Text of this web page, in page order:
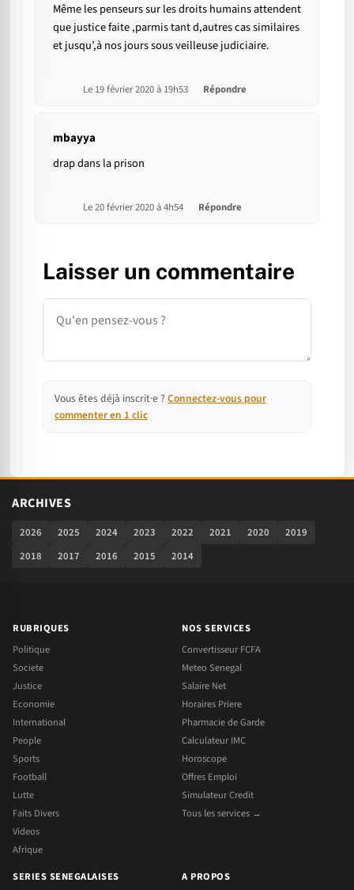
Même les penseurs sur les droits humains attendent
que justice faite ,parmis tant d,autres cas similaires
et jusqu’,à nos jours sous veilleuse judiciaire.
Le 19 février 2020 à 19h53 Répondre
mbayya
drap dans la prison
Le 20 février 2020 à 4h54 Répondre
Laisser un commentaire
Commentaire
Vous êtes déjà inscrit·e ? Connectez-vous pour
commenter en 1 clic
ARCHIVES
2026 2025 2024 2023 2022 2021 2020
2019
2018
2017 2016 2015 2014
RUBRIQUES
Politique
Societe
Justice
Economie
International
People
Sports
Football
Lutte
Faits Divers
Videos
Afrique
NOS SERVICES
Convertisseur FCFA
Meteo Senegal
Salaire Net
Horaires Priere
Pharmacie de Garde
Calculateur IMC
Horoscope
Offres Emploi
Simulateur Credit
Tous les services →
SERIES SENEGALAISES
A PROPOS